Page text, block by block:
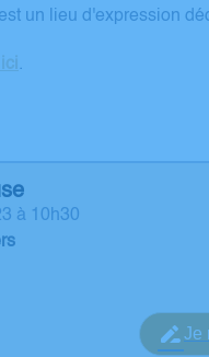
un lieu d'expression
.
à 10h30
Je